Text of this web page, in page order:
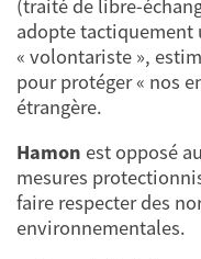
(traité de libre-
adopte tactiquement
« volontariste »,
pour protéger « nos
étrangère.
Hamon est opposé
mesures
faire respecter des
environnementales.